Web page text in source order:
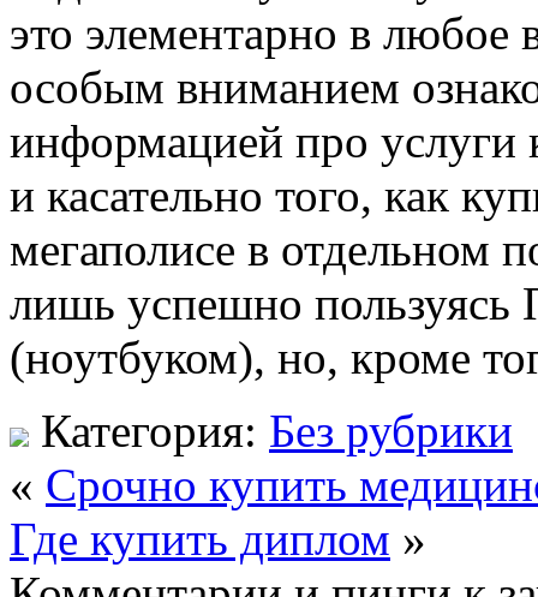
это элементарно в любое
особым вниманием
информацией про
и касательно того, как
мегаполисе в отдельном
лишь успешно
(ноутбуком), но, кроме
Категория: Без рубрики
« Срочно купить
Где купить диплом »